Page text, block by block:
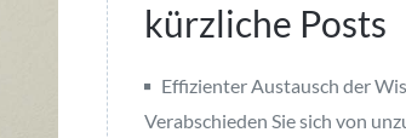
kürzliche Posts
Effizienter Austausch der
Verabschieden Sie sich von